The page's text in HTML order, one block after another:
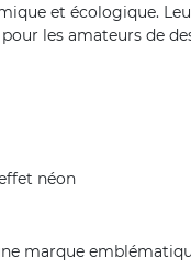
et écologique.
pour les amateurs de
néon
marque